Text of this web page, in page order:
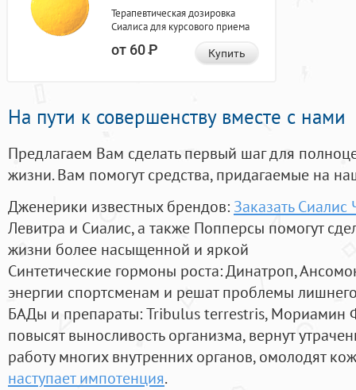
Терапевтическая дозировка
Сиалиса для курсового приема
от 60Р Купить
На пути к совершенству вместе с нами
Предлагаем Вам сделать первый шаг для
жизни. Вам помогут средства, придагаемые на
Дженерики известных брендов: Заказать
Левитра и Сиалис, а также Попперсы помогут
жизни более насыщенной и яркой
Синтетические гормоны роста: Динатроп,
энергии спортсменам и решат проблемы
БАДы и препараты:Tribulus terrestris, Мориамин
повысят выносливость организма, вернут
работу многих внутренних органов, омолодят
наступает импотенция.